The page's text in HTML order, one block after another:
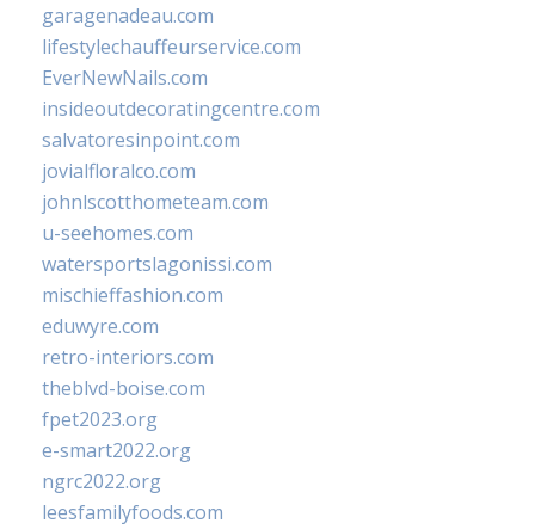
garagenadeau.com
lifestylechauffeurservice.com
EverNewNails.com
insideoutdecoratingcentre.com
salvatoresinpoint.com
jovialfloralco.com
johnlscotthometeam.com
u-seehomes.com
watersportslagonissi.com
mischieffashion.com
eduwyre.com
retro-interiors.com
theblvd-boise.com
fpet2023.org
e-smart2022.org
ngrc2022.org
leesfamilyfoods.com